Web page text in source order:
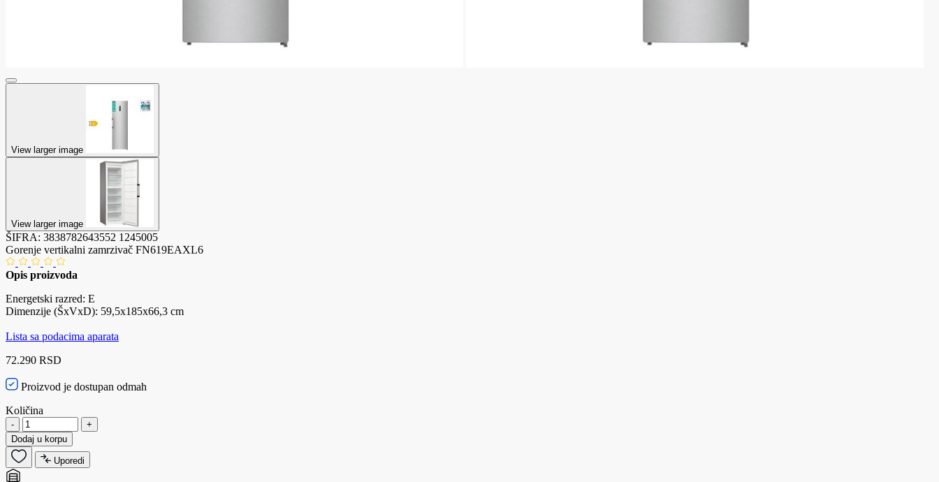
View larger image
View larger image
ŠIFRA: 3838782643552 1245005
Gorenje vertikalni zamrzivač FN619EAXL6
Opis proizvoda
Energetski razred: E
Dimenzije (ŠxVxD): 59,5x185x66,3 cm
Lista sa podacima aparata
72.290 RSD
Proizvod je dostupan odmah
Količina
-
+
Dodaj u korpu
Uporedi